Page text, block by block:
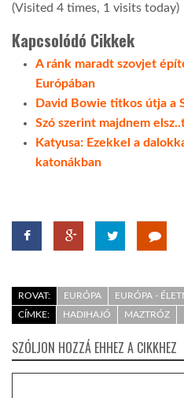
(Visited 4 times, 1 visits today)
Kapcsolódó Cikkek
A ránk maradt szovjet
Európában
David Bowie titkos útja a
Szó szerint majdnem
Katyusa: Ezekkel a
katonákban
ROVAT: EURÓPA
EURÓPA -
CÍMKE:
HADIHAJÓ MAZTRÓZ
SZÓLJON HOZZÁ EHHEZ A CIKKHEZ